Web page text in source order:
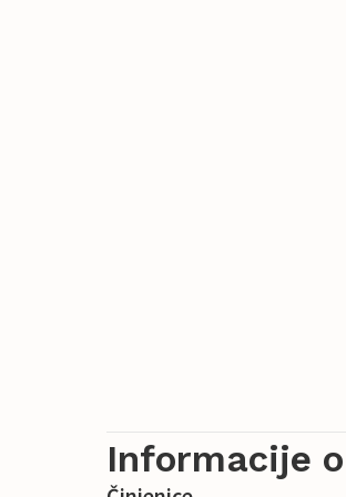
Informacije